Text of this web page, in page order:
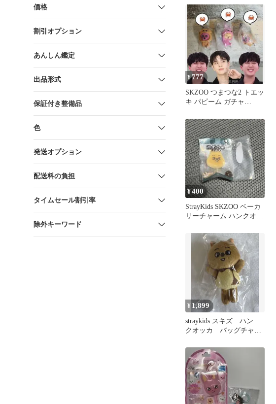
価格
割引オプション
あんしん鑑定
出品形式
保証付き整備品
色
発送オプション
配送料の負担
タイムセール割引率
除外キーワード
¥777
SKZOO つまつな2 トエッ
キ パピーム ガチャ
¥400
StrayKids SKZOO ベーカ
リーチャーム ハンクオッ
¥ 1,899
straykids スキズ ハン
クオッカ バッグチャー